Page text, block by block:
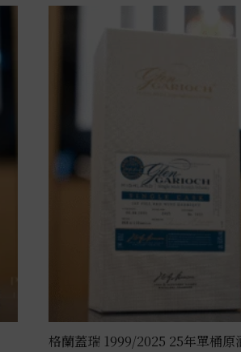
格蘭蓋瑞 1999/2025 25年單桶原